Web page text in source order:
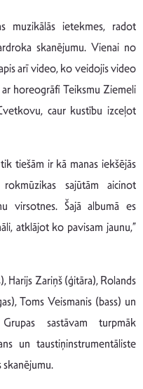
muzikālās ietekmes, radot
skanējumu. Vienai no
arī video, ko veidojis video
horeogrāfi Teiksmu Ziemeli
caur kustību izceļot
tiešām ir kā manas iekšējās
sajūtām aicinot
virsotnes. Šajā albumā es
atklājot ko pavisam jaunu,”
Harijs Zariņš (ģitāra), Rolands
Toms Veismanis (bass) un
sastāvam turpmāk
un taustiņinstrumentāliste
skanējumu.